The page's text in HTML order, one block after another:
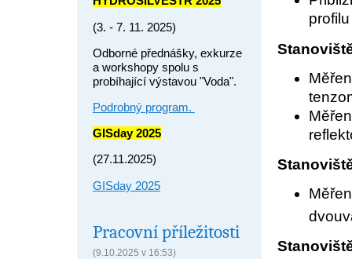
(3. - 7. 11. 2025)
Odborné přednášky, exkurze
a workshopy spolu s
probíhající výstavou "Voda".
Podrobný program.
GISday 2025
(27.11.2025)
GISday 2025
Pracovní příležitosti
(9.10.2025 v 16:53)
profilu